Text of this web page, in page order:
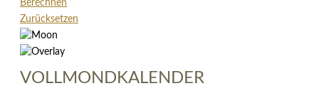
Berechnen
Zurücksetzen
VOLLMONDKALENDER